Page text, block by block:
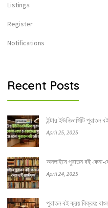
Listings
Register
Notifications
Recent Posts
ইন্টার ইউনিভার্সিটি পুরাতন
April 25, 2025
অনলাইনে পুরাতন বই কেনা-
April 24, 2025
পুরাতন বই ক্রয় বিক্রয়: